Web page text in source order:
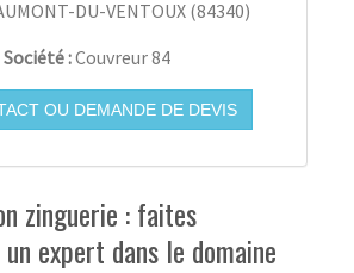
DU-VENTOUX(84340)
Société :Couvreur 84
OU DEMANDE DE DEVIS
zinguerie : faites
expert dans le domaine